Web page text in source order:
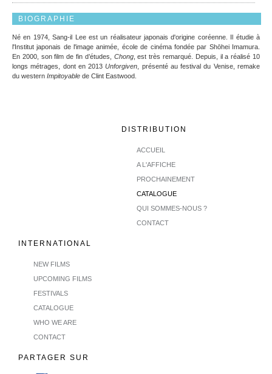
BIOGRAPHIE
Né en 1974, Sang-il Lee est un réalisateur japonais d'origine coréenne. Il étudie à
l'Institut japonais de l'image animée, école de cinéma fondée par Shōhei Imamura.
En 2000, son film de fin d’études, Chong, est très remarqué. Depuis, il a réalisé 10
longs métrages, dont en 2013Unforgiven , présenté au festival du Venise, remake
du western Impitoyable de Clint Eastwood.
DISTRIBUTION
ACCUEIL
A L'AFFICHE
PROCHAINEMENT
CATALOGUE
QUI SOMMES-NOUS ?
CONTACT
INTERNATIONAL
NEW FILMS
UPCOMING FILMS
FESTIVALS
CATALOGUE
WHO WE ARE
CONTACT
PARTAGER SUR